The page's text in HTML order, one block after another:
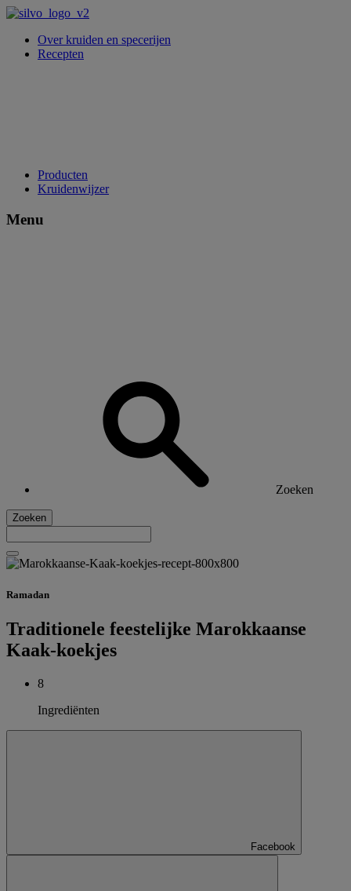
Over kruiden en specerijen
Recepten
Producten
Kruidenwijzer
Menu
Zoeken
Zoeken
Ramadan
Traditionele feestelijke Marokkaanse
Kaak-koekjes
8
Ingrediënten
Facebook